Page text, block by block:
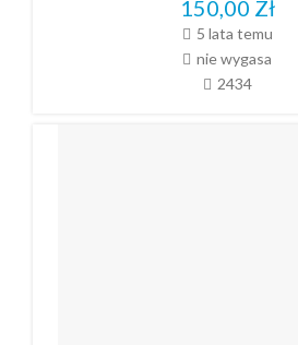
150,00 Zł
5 lata temu
nie wygasa
2434